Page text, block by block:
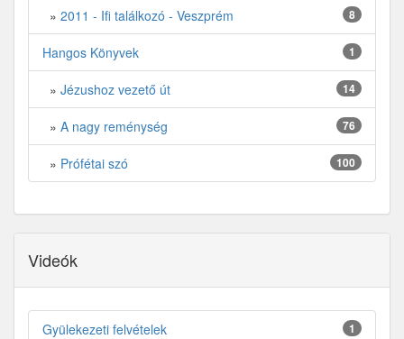
8
» 2011 - Ifi találkozó - Veszprém
1
Hangos Könyvek
14
» Jézushoz vezető út
76
» A nagy reménység
100
» Prófétai szó
Videók
1
Gyülekezeti felvételek